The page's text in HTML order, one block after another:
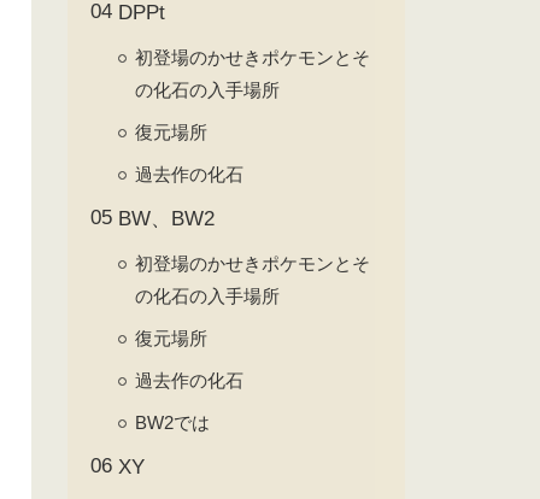
DPPt
初登場のかせきポケモンとそ
の化石の入手場所
復元場所
過去作の化石
BW、BW2
初登場のかせきポケモンとそ
の化石の入手場所
復元場所
過去作の化石
BW2では
XY